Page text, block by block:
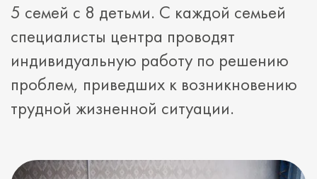
5 семей с 8 детьми. С каждой семьей
специалисты центра проводят
индивидуальную работу по решению
проблем, приведших к возникновению
трудной жизненной ситуации.